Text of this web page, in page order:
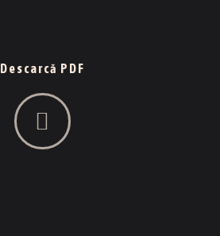
Descarcă PDF